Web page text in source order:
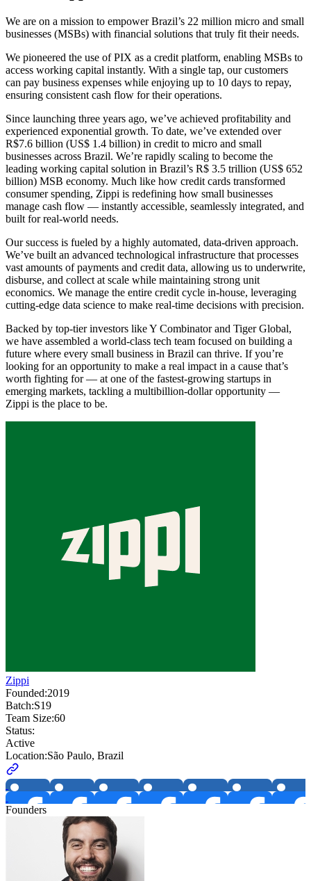
We are on a mission to empower Brazil’s 22 million micro and small
businesses (MSBs) with financial solutions that truly fit their needs.
We pioneered the use of PIX as a credit platform, enabling MSBs to
access working capital instantly. With a single tap, our customers
can pay business expenses while enjoying up to 10 days to repay,
ensuring consistent cash flow for their operations.
Since launching three years ago, we’ve achieved profitability and
experienced exponential growth. To date, we’ve extended over
R$7.6 billion (US$ 1.4 billion) in credit to micro and small
businesses across Brazil. We’re rapidly scaling to become the
leading working capital solution in Brazil’s R$ 3.5 trillion (US$ 652
billion) MSB economy. Much like how credit cards transformed
consumer spending, Zippi is redefining how small businesses
manage cash flow — instantly accessible, seamlessly integrated, and
built for real-world needs.
Our success is fueled by a highly automated, data-driven approach.
We’ve built an advanced technological infrastructure that processes
vast amounts of payments and credit data, allowing us to underwrite,
disburse, and collect at scale while maintaining strong unit
economics. We manage the entire credit cycle in-house, leveraging
cutting-edge data science to make real-time decisions with precision.
Backed by top-tier investors like Y Combinator and Tiger Global,
we have assembled a world-class tech team focused on building a
future where every small business in Brazil can thrive. If you’re
looking for an opportunity to make a real impact in a cause that’s
worth fighting for — at one of the fastest-growing startups in
emerging markets, tackling a multibillion-dollar opportunity —
Zippi is the place to be.
Zippi
Founded:2019
Batch:S19
Team Size:60
Status:
Active
Location:São Paulo, Brazil
Founders